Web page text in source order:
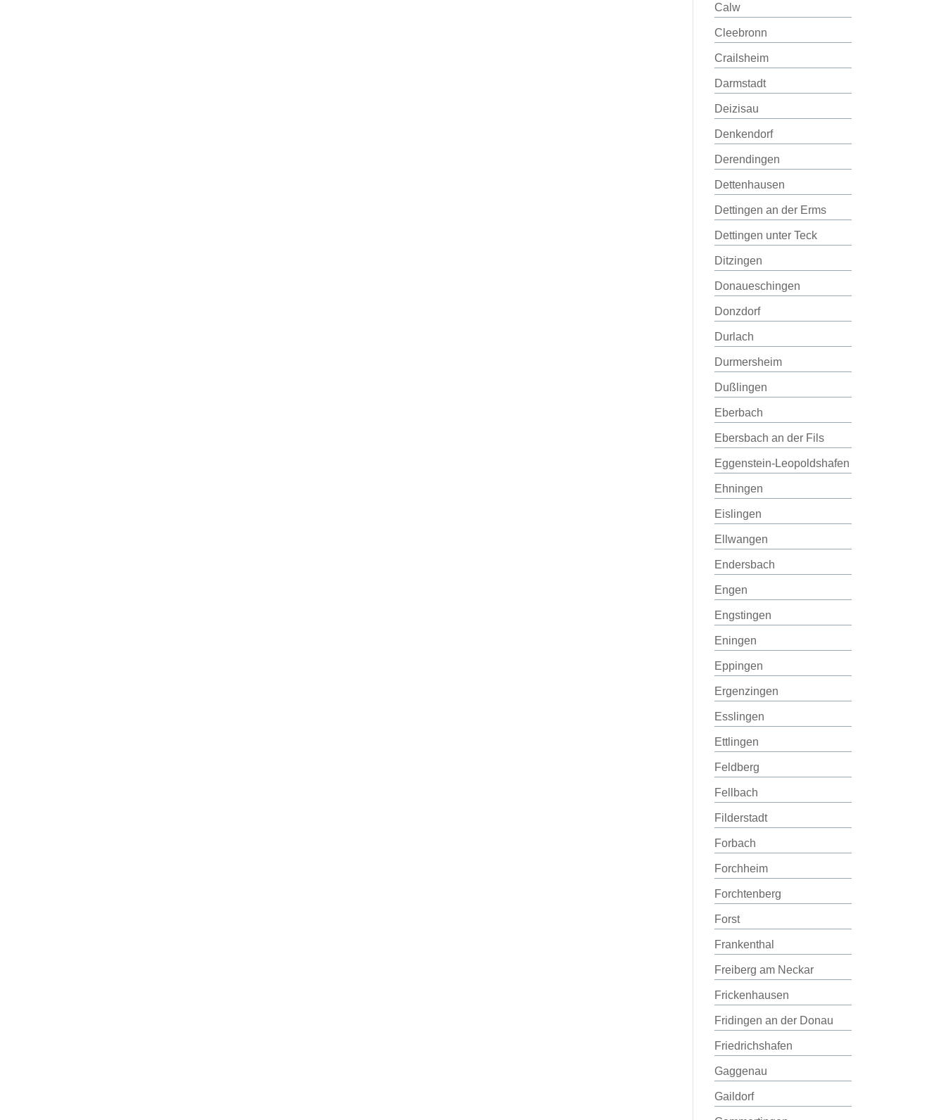
Calw
Cleebronn
Crailsheim
Darmstadt
Deizisau
Denkendorf
Derendingen
Dettenhausen
Dettingen an der Erms
Dettingen unter Teck
Ditzingen
Donaueschingen
Donzdorf
Durlach
Durmersheim
Dußlingen
Eberbach
Ebersbach an der Fils
Eggenstein-Leopoldshafen
Ehningen
Eislingen
Ellwangen
Endersbach
Engen
Engstingen
Eningen
Eppingen
Ergenzingen
Esslingen
Ettlingen
Feldberg
Fellbach
Filderstadt
Forbach
Forchheim
Forchtenberg
Forst
Frankenthal
Freiberg am Neckar
Frickenhausen
Fridingen an der Donau
Friedrichshafen
Gaggenau
Gaildorf